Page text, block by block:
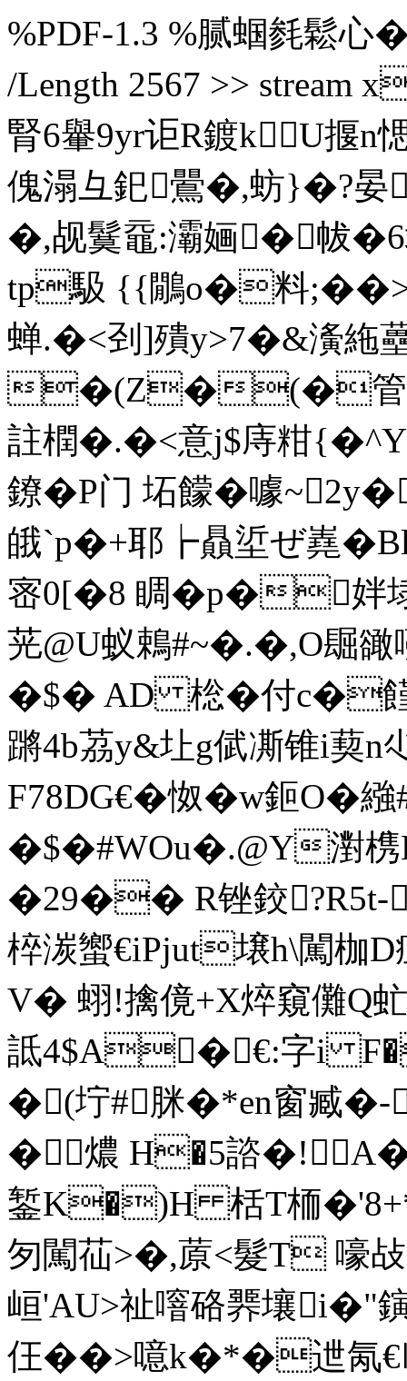
%PDF-1.3 %腻蝈毵鬆心
/Length 2567 >> stream
腎6轝9yr讵R鍍kU揠
傀溻彑釲鷪�,蚄}�?晏
�,觇鬕黿:灞婳�帗�6圾
tp馺 {{鷳o�料
蝉.�<刭]殨y>7�&濥絁
�(Z�(�管€墚
註橍�.�<意j$庤粓
鐐�P门 坧饛�噱
皒`p�+耶┢贔垽ぜ嶤
宻0[�8 睭�p�姅埭
茪@U蚁鵣#~�.�,O镼豃
�$� AD 棇�付c�饉
蹡4b茘y&圵g倵凘锥i葜n
F78DG€�怓�w鉕O�
�$�#WОu�.@Y
�29�� R锉鉸?R5t-
椊湠蠁€iPjut壌h\闖
V� 蛡!擒傹+X焠窺儺
詆4$A� €:字i
�(坾#脒�*en窗臧�-
�燶 H�5諮
錾K�)H 栝T栭
匇闖苮>�,蒝<髮T 嚎
峘'AU>祉噾硌臩壤i�"
仼��>噫k�*�迣氝€